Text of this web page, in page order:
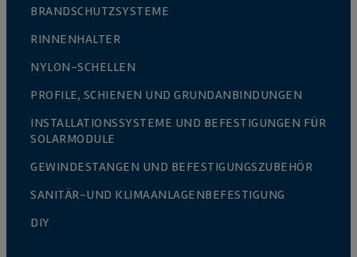
BRANDSCHUTZSYSTEME
RINNENHALTER
NYLON-SCHELLEN
PROFILE, SCHIENEN UND GRUNDANBINDUNGEN
INSTALLATIONSSYSTEME UND BEFESTIGUNGEN FÜR
SOLARMODULE
GEWINDESTANGEN UND BEFESTIGUNGSZUBEHÖR
SANITÄR-UND KLIMAANLAGENBEFESTIGUNG
DIY